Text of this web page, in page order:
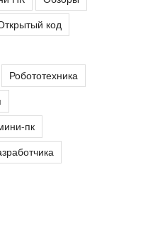
код
Робототехника
пк